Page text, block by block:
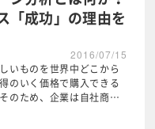
「成功」の理由を
2016/07/15
いものを世界中どこから
のいく価格で購入できる
のため、企業は自社商…